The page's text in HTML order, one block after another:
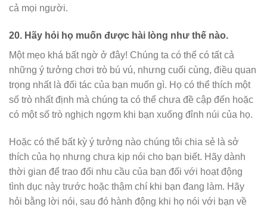
cả mọi người.
20. Hãy hỏi họ muốn được hài lòng như thế nào.
Một mẹo khá bất ngờ ở đây! Chúng ta có thể có tất cả
những ý tưởng chơi trò bú vú, nhưng cuối cùng, điều quan
trọng nhất là đối tác của bạn muốn gì. Họ có thể thích một
số trò nhất định mà chúng ta có thể chưa đề cập đến hoặc
có một số trò nghịch ngợm khi bạn xuống đỉnh núi của họ.
Hoặc có thể bất kỳ ý tưởng nào chúng tôi chia sẻ là sở
thích của họ nhưng chưa kịp nói cho bạn biết. Hãy dành
thời gian để trao đổi nhu cầu của bạn đối với hoạt động
tình dục này trước hoặc thậm chí khi bạn đang làm. Hãy
hỏi bằng lời nói, sau đó hành động khi họ nói với bạn về